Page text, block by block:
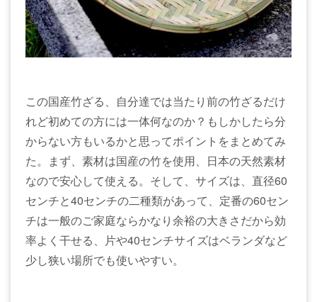
この国産竹ざる、自分達では当たり前の竹ざるだけ
れど初めての方には一体何なのか？もしかしたら分
からない方もいるかと思ってポイントをまとめてみ
た。まず、素材は国産の竹を使用、日本の天然素材
なので安心して使える。そして、サイズは、直径60
センチと40センチの二種類があって、定番の60セン
チは一般のご家庭ならかなり余裕の大きさだから効
率よく干せる、片や40センチサイズはベランダなど
少し狭い場所でも使いやすい。